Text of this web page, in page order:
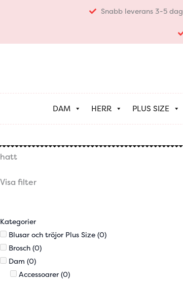
Snabb leverans 3-5
DAM HERR PLUS SIZE
hatt
Visa filter
Kategorier
Blusar och tröjor Plus Size (0)
Brosch (0)
Dam (0)
Accessoarer (0)